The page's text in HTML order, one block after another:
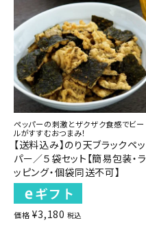
ご利用ガイド
直営店
ペッパーの刺激とザクザク食感でビー
ルがすすむおつまみ！
【送料込み】のり天ブラックペッ
パー／５袋セット【簡易包装・ラ
ッピング・個袋同送不可】
価格 ¥3,180 税込